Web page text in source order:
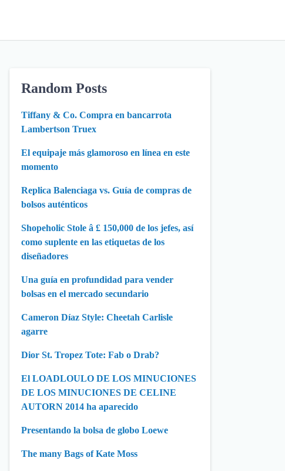
Random Posts
Tiffany & Co. Compra en bancarrota
Lambertson Truex
El equipaje más glamoroso en línea en este
momento
Replica Balenciaga vs. Guía de compras de
bolsos auténticos
Shopeholic Stole â £ 150,000 de los jefes, así
como suplente en las etiquetas de los
diseñadores
Una guía en profundidad para vender
bolsas en el mercado secundario
Cameron Díaz Style: Cheetah Carlisle
agarre
Dior St. Tropez Tote: Fab o Drab?
El LOADLOULO DE LOS MINUCIONES
DE LOS MINUCIONES DE CELINE
AUTORN 2014 ha aparecido
Presentando la bolsa de globo Loewe
The many Bags of Kate Moss